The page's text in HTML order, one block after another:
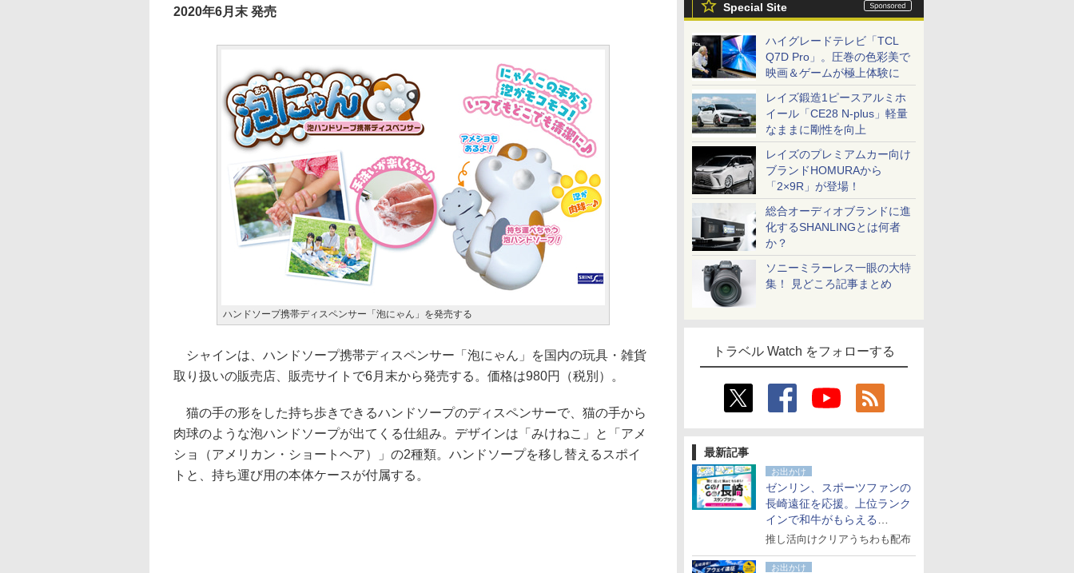
Special Site
ハイグレードテレビ「TCL
Q7D Pro」。圧巻の色彩美で
映画＆ゲームが極上体験に
レイズ鍛造1ピースアルミホ
イール「CE28 N-plus」軽量
なままに剛性を向上
レイズのプレミアムカー向け
ブランドHOMURAから
「2×9R」が登場！
総合オーディオブランドに進
化するSHANLINGとは何者
か？
ソニーミラーレス一眼の大特
集！ 見どころ記事まとめ
トラベル Watch をフォローする
最新記事
お出かけ
ゼンリン、スポーツファンの
長崎遠征を応援。上位ランク
インで和牛がもらえる
「GO！GO！長崎スタンプラ
推し活向けクリアうちわも配布
お出かけ
2020年6月末 発売
ハンドソープ携帯ディスペンサー「泡にゃん」を発売する
シャインは、ハンドソープ携帯ディスペンサー「泡にゃん」を国内の玩具・雑貨
取り扱いの販売店、販売サイトで6月末から発売する。価格は980円（税別）。
猫の手の形をした持ち歩きできるハンドソープのディスペンサーで、猫の手から
肉球のような泡ハンドソープが出てくる仕組み。デザインは「みけねこ」と「アメ
ショ（アメリカン・ショートヘア）」の2種類。ハンドソープを移し替えるスポイ
トと、持ち運び用の本体ケースが付属する。